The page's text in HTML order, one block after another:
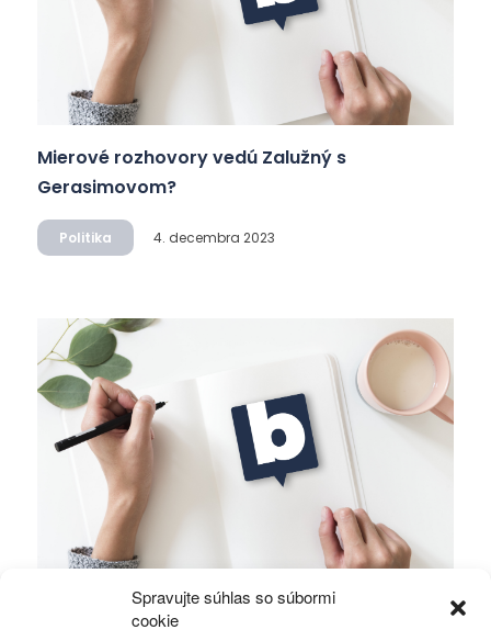
Spravujte súhlas so súbormi
cookie
Mierové rozhovory vedú Zalužný s
Gerasimovom?
Politika 4. decembra 2023
Ficova vláda a médiá…